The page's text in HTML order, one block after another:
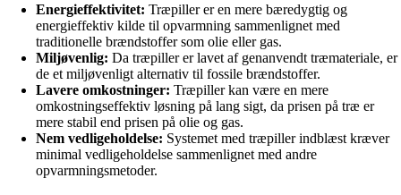
Energieffektivitet: Træpiller er en mere bæredygtig og
energieffektiv kilde til opvarmning sammenlignet med
traditionelle brændstoffer som olie eller gas.
Miljøvenlig: Da træpiller er lavet af genanvendt træmateriale, er
de et miljøvenligt alternativ til fossile brændstoffer.
Lavere omkostninger: Træpiller kan være en mere
omkostningseffektiv løsning på lang sigt, da prisen på træ er
mere stabil end prisen på olie og gas.
Nem vedligeholdelse: Systemet med træpiller indblæst kræver
minimal vedligeholdelse sammenlignet med andre
opvarmningsmetoder.